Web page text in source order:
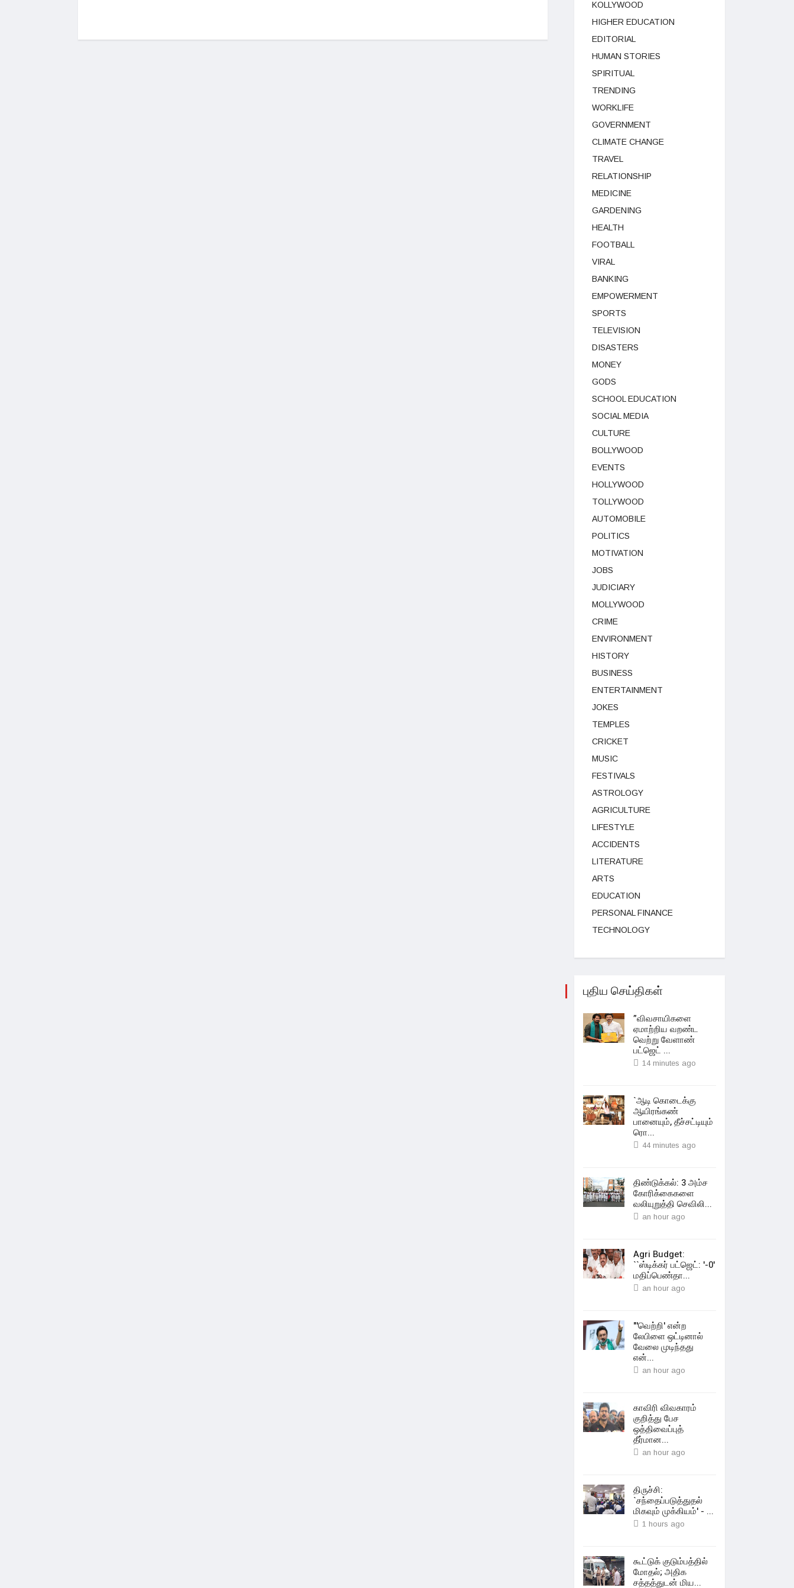
KOLLYWOOD
HIGHER EDUCATION
EDITORIAL
HUMAN STORIES
SPIRITUAL
TRENDING
WORKLIFE
GOVERNMENT
CLIMATE CHANGE
TRAVEL
RELATIONSHIP
MEDICINE
GARDENING
HEALTH
FOOTBALL
VIRAL
BANKING
EMPOWERMENT
SPORTS
TELEVISION
DISASTERS
MONEY
GODS
SCHOOL EDUCATION
SOCIAL MEDIA
CULTURE
BOLLYWOOD
EVENTS
HOLLYWOOD
TOLLYWOOD
AUTOMOBILE
POLITICS
MOTIVATION
JOBS
JUDICIARY
MOLLYWOOD
CRIME
ENVIRONMENT
HISTORY
BUSINESS
ENTERTAINMENT
JOKES
TEMPLES
CRICKET
MUSIC
FESTIVALS
ASTROLOGY
AGRICULTURE
LIFESTYLE
ACCIDENTS
LITERATURE
ARTS
EDUCATION
PERSONAL FINANCE
TECHNOLOGY
புதிய செய்திகள்
”விவசாயிகளை
ஏமாற்றிய வறண்ட
வெற்று வேளாண்
பட்ஜெட் ...
14 minutes ago
`ஆடி கொடைக்கு
ஆயிரங்கண்
பானையும், தீச்சட்டியும்
ரொ...
44 minutes ago
திண்டுக்கல்: 3 அம்ச
கோரிக்கைகளை
வலியுறுத்தி செவிலி...
an hour ago
Agri Budget:
``ஸ்டிக்கர் பட்ஜெட்: '-0'
மதிப்பெண்தா...
an hour ago
"'வெற்றி' என்ற
லேபிளை ஒட்டினால்
வேலை முடிந்தது
என்...
an hour ago
காவிரி விவகாரம்
குறித்து பேச
ஒத்திவைப்புத்
தீர்மான...
an hour ago
திருச்சி:
`சந்தைப்படுத்துதல்
மிகவும் முக்கியம்' - ...
1 hours ago
கூட்டுக் குடும்பத்தில்
மோதல்; அதிக
சத்தத்துடன் மிய...